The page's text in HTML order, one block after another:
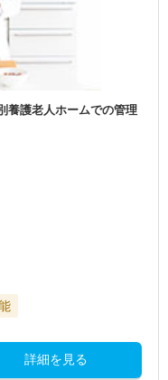
養護老人ホームでの管理
詳細を見る